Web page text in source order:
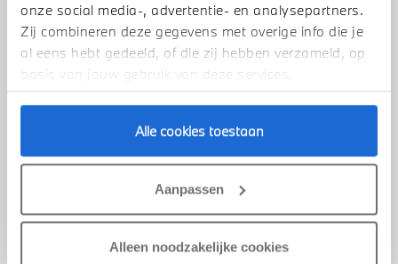
onze social media-, advertentie- en analysepartners.
Zij combineren deze gegevens met overige info die je
al eens hebt gedeeld, of die zij hebben verzameld, op
basis van jouw gebruik van deze services.
Alle cookies toestaan
Aanpassen
Alleen noodzakelijke cookies
Voorstel aanvragen
We verrekenen de waarde van uw auto